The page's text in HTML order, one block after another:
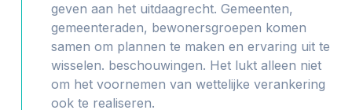
geven aan het uitdaagrecht. Gemeenten,
gemeenteraden, bewonersgroepen komen
samen om plannen te maken en ervaring uit te
wisselen. beschouwingen. Het lukt alleen niet
om het voornemen van wettelijke verankering
ook te realiseren.